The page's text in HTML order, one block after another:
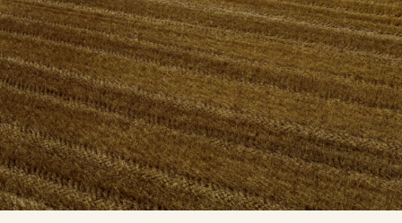
NÄTBUTIKEN